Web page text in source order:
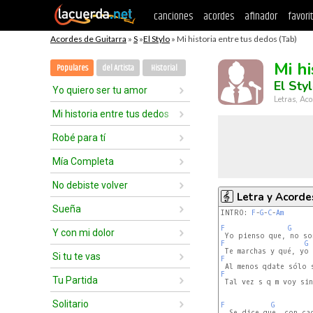
canciones acordes afinador
Acordes de Guitarra » S »El Stylo » Mi historia entre tus dedos (Tab)
Populares del Artista Historial
Yo quiero ser tu amor
Mi historia entre tus dedos
Robé para tí
Mía Completa
No debiste volver
Sueña
Y con mi dolor
Si tu te vas
Tu Partida
Solitario
Mi
El
Letras,
Letra y
INTRO: F-G-C-Am
F
G
F
G
F
F
Tal vez s q m voy
F G